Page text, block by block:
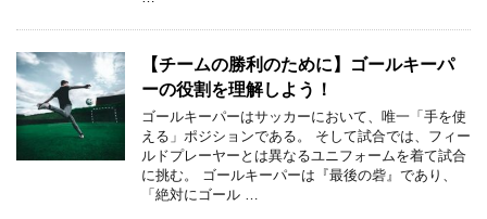
【チームの勝利のために】ゴールキーパ
ーの役割を理解しよう！
ゴールキーパーはサッカーにおいて、唯一「手を使
える」ポジションである。 そして試合では、フィー
ルドプレーヤーとは異なるユニフォームを着て試合
に挑む。 ゴールキーパーは『最後の砦』であり、
「絶対にゴール …